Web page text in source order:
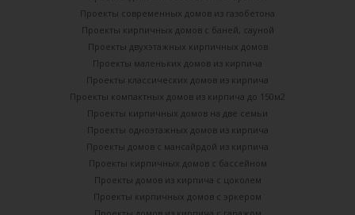
Проекты современных домов из газобетона
Проекты кирпичных домов с баней, сауной
Проекты двухэтажных кирпичных домов
Проекты маленьких домов из кирпича
Проекты классических домов из кирпича
Проекты компактных домов из кирпича до 150м2
Проекты кирпичных домов на две семьи
Проекты одноэтажных домов из кирпича
Проекты домов с мансайрдой из кирпича
Проекты кирпичных домов с бассейном
Проекты домов из кирпича с цоколем
Проекты кирпичных домов с эркером